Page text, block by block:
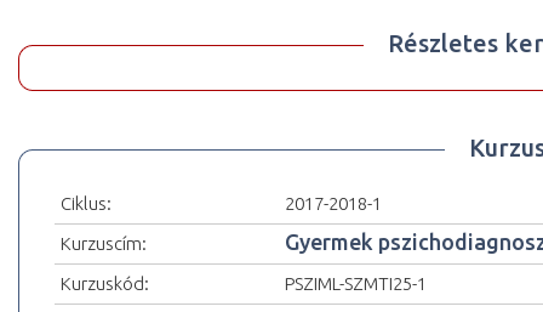
Részletes
Ciklus:
2017-2018-1
Kurzuscím:
Gyermek
Kurzuskód:
PSZIML-SZMTI25-1